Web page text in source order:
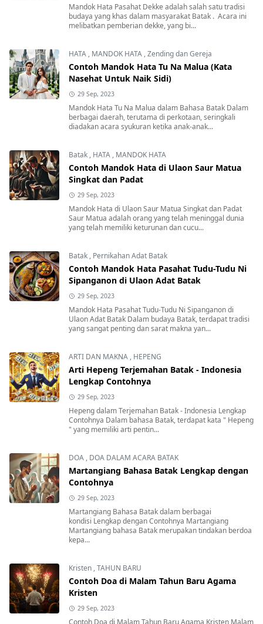
Mandok Hata Pasahat Dekke adalah salah satu tradisi
budaya yang khas dalam masyarakat Batak . Acara ini
melibatkan pemberian dekke, yang bi...
HATA , MANDOK HATA ,Zending dan Gereja
Contoh Mandok Hata Tu Na Malua (Kata
Nasehat Untuk Naik Sidi)
29 Sep, 2023
Mandok Hata Tu Na Malua dalam Bahasa Batak Dalam
berbagai daerah, terutama di perkotaan, seringkali
diadakan acara syukuran ketika anak-anak...
Batak , HATA , MANDOK HATA
Contoh Mandok Hata di Ulaon Saur Matua
Singkat dan Padat
29 Sep, 2023
Mandok Hata di Ulaon Saur Matua Singkat dan Padat
Saur Matua adalah orang yang telah meninggal dunia
yang telah memiliki keturunan dan cucu...
Batak , Pernikahan Adat Batak
Contoh Mandok Hata Pasahat Tudu-Tudu Ni
Sipanganon di Ulaon Adat Batak
29 Sep, 2023
Mandok Hata Pasahat Tudu-Tudu Ni Sipanganon di
Ulaon Adat Batak Dalam budaya Batak, terdapat tradisi
yang sangat penting dan sarat makna yan...
ARTI DAN MAKNA , HEPENG
Arti Hepeng Terjemahan Batak - Indonesia
Lengkap Contohnya
29 Sep, 2023
Hepeng dalam Terjemahan Batak - Indonesia Lengkap
Contohnya Dalam bahasa Batak, terdapat kata " Hepeng
" yang memiliki arti pentin...
DOA , DOA DALAM ACARA BATAK
Martangiang Bahasa Batak Lengkap dengan
Contohnya
29 Sep, 2023
Martangiang Bahasa Batak dalam berbagai
kondisi Lengkap dengan Contohnya Martangiang
Martangiang bahasa Batak merupakan tindakan berdoa
kepa...
Kristen ,TAHUN BARU
Contoh Doa di Malam Tahun Baru Agama
Kristen
29 Sep, 2023
Contoh Doa di Malam Tahun Baru Agama Kristen Malam